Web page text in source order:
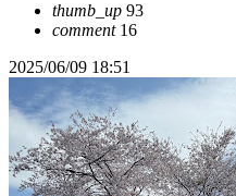
thumb_up 93
comment16
2025/06/09 18:51